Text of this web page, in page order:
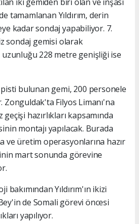
tamamlanan Yıldırım, derin
kadar sondaj yapabiliyor. 7.
sondaj gemisi olarak
uzunluğu 228 metre genişliği ise
bulunan gemi, 200 personele
Zonguldak'ta Filyos Limanı'na
hazırlıkları kapsamında
montajı yapılacak. Burada
ve üretim operasyonlarına hazır
mart sonunda görevine
Yıldırım'ın ikizi
de Somali görevi öncesi
yapılıyor.